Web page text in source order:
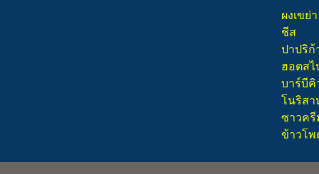
ผงเขย่า
ชีส
ปาปริก้
ฮอตสไ
บาร์บีคิ
โนริสา
ซาวครี
ข้าวโพ